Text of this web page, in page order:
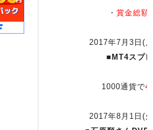
・ 賞金総額
2017年7月3日(
■ MT4スプ
1000通貨で4
2017年8月1日(